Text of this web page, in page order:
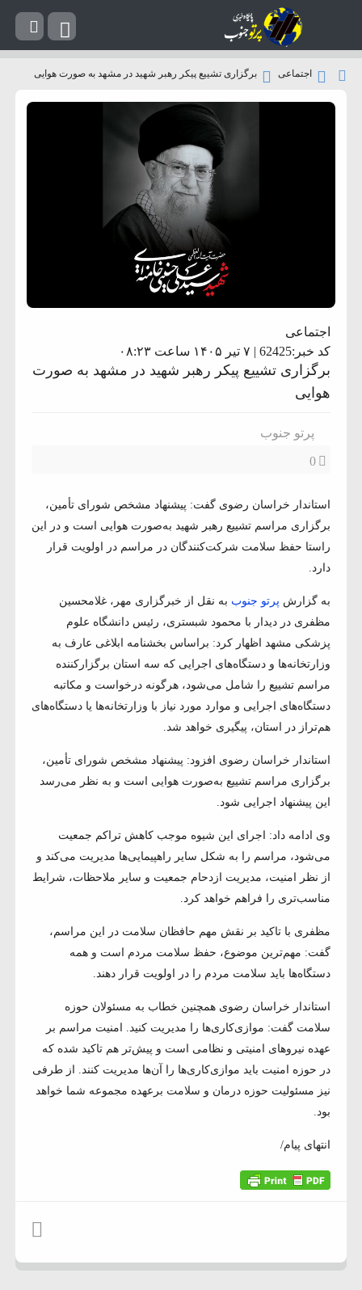
اجتماعی برگزاری تشییع پیکر رهبر شهید در مشهد به صورت هوایی
اجتماعی
کد خبر:62425 | ۷ تیر ۱۴۰۵ ساعت ۰۸:۲۳
برگزاری تشییع پیکر رهبر شهید در مشهد به صورت
هوایی
پرتو جنوب
0
استاندار خراسان رضوی گفت: پیشنهاد مشخص شورای تأمین،
برگزاری مراسم تشییع رهبر شهید به‌صورت هوایی است و در این
راستا حفظ سلامت شرکت‌کنندگان در مراسم در اولویت قرار
دارد.
به گزارش پرتو جنوب به نقل از خبرگزاری مهر، غلامحسین
مظفری در دیدار با محمود شبستری، رئیس دانشگاه علوم
پزشکی مشهد اظهار کرد: براساس بخشنامه ابلاغی عارف به
وزارتخانه‌ها و دستگاه‌های اجرایی که سه استان برگزارکننده
مراسم تشییع را شامل می‌شود، هرگونه درخواست و مکاتبه
دستگاه‌های اجرایی و موارد مورد نیاز با وزارتخانه‌ها یا دستگاه‌های
هم‌تراز در استان، پیگیری خواهد شد.
استاندار خراسان رضوی افزود: پیشنهاد مشخص شورای تأمین،
برگزاری مراسم تشییع به‌صورت هوایی است و به نظر می‌رسد
این پیشنهاد اجرایی شود.
وی ادامه داد: اجرای این شیوه موجب کاهش تراکم جمعیت
می‌شود، مراسم را به شکل سایر راهپیمایی‌ها مدیریت می‌کند و
از نظر امنیت، مدیریت ازدحام جمعیت و سایر ملاحظات، شرایط
مناسب‌تری را فراهم خواهد کرد.
مظفری با تاکید بر نقش مهم حافظان سلامت در این مراسم،
گفت: مهم‌ترین موضوع، حفظ سلامت مردم است و همه
دستگاه‌ها باید سلامت مردم را در اولویت قرار دهند.
استاندار خراسان رضوی همچنین خطاب به مسئولان حوزه
سلامت گفت: موازی‌کاری‌ها را مدیریت کنید. امنیت مراسم بر
عهده نیروهای امنیتی و نظامی است و پیش‌تر هم تاکید شده که
در حوزه امنیت باید موازی‌کاری‌ها را آن‌ها مدیریت کنند. از طرفی
نیز مسئولیت حوزه درمان و سلامت برعهده مجموعه شما خواهد
بود.
انتهای پیام/